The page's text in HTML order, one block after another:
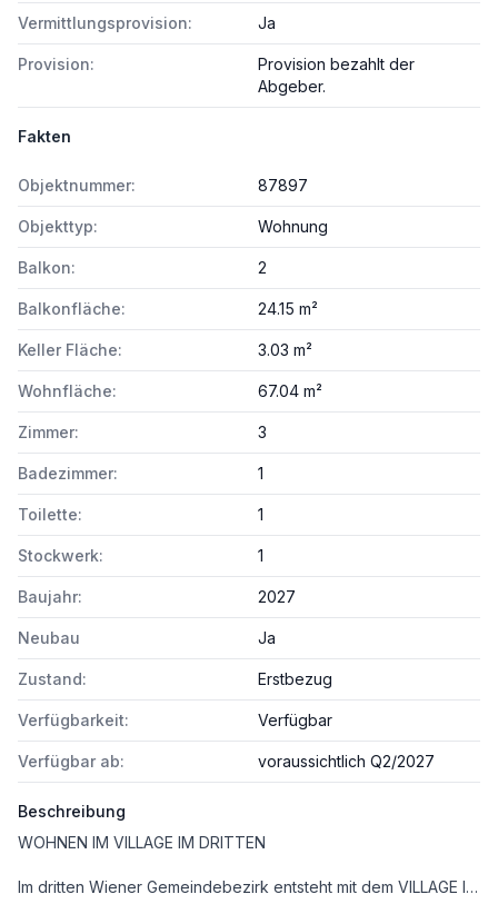
Vermittlungsprovision: Ja
Provision:
Provision bezahlt der
Abgeber.
Fakten
Objektnummer: 87897
Objekttyp: Wohnung
Balkon: 2
Balkonfläche: 24.15 m²
Keller Fläche: 3.03 m²
Wohnfläche: 67.04 m²
Zimmer: 3
Badezimmer: 1
Toilette: 1
Stockwerk: 1
Baujahr: 2027
Neubau Ja
Zustand: Erstbezug
Verfügbarkeit: Verfügbar
Verfügbar ab: voraussichtlich Q2/2027
Beschreibung
WOHNEN IM VILLAGE IM DRITTEN
Im dritten Wiener Gemeindebezirk entsteht mit dem VILLAGE IM DRITTEN ein neues Stück Stadt – eines der größten Stadtentwicklungsgebiete Wiens. Auf über elf Hektar entwickelt die ARE Austrian Real Estate gemeinsam mit der Stadt Wien und dem wohnfonds_wien ein lebendiges, nahezu autofreies Quartier mit rund 2.000 Wohnungen, Büro- und Gewerbeflächen, Kinderbetreuung, Bildungseinrichtungen und Nahversorgung.